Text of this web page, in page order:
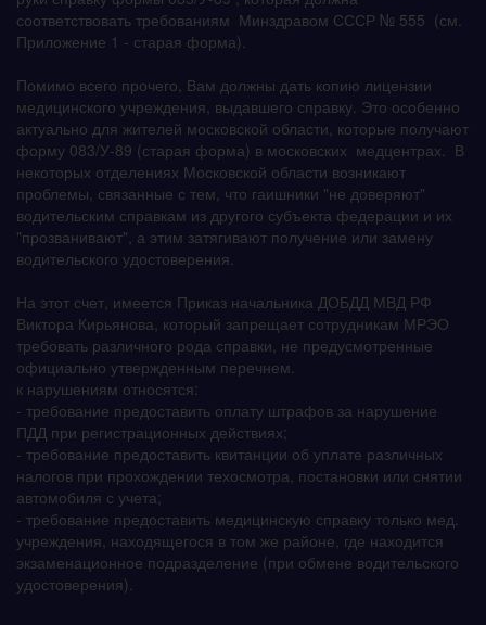
соответствовать требованиям Минздравом СССР № 555 (см.
Приложение 1 - старая форма).
Помимо всего прочего, Вам должны дать копию лицензии
медицинского учреждения, выдавшего справку. Это особенно
актуально для жителей московской области, которые получают
форму 083/У-89 (старая форма) в московских медцентрах. В
некоторых отделениях Московской области возникают
проблемы, связанные с тем, что гаишники "не доверяют"
водительским справкам из другого субъекта федерации и их
"прозванивают", а этим затягивают получение или замену
водительского удостоверения.
На этот счет, имеется Приказ начальника ДОБДД МВД РФ
Виктора Кирьянова, который запрещает сотрудникам МРЭО
требовать различного рода справки, не предусмотренные
официально утвержденным перечнем.
к нарушениям относятся:
- требование предоставить оплату штрафов за нарушение
ПДД при регистрационных действиях;
- требование предоставить квитанции об уплате различных
налогов при прохождении техосмотра, постановки или снятии
автомобиля с учета;
- требование предоставить медицинскую справку только мед.
учреждения, находящегося в том же районе, где находится
экзаменационное подразделение (при обмене водительского
удостоверения).